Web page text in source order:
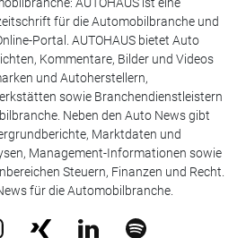
AUTOHAUS ist eine
für die Automobilbranche und
Portal. AUTOHAUS bietet Auto
Kommentare, Bilder und Videos
und Autoherstellern,
sowie Branchendienstleistern
Neben den Auto News gibt
Marktdaten und
Management-Informationen sowie
Steuern, Finanzen und Recht.
für die Automobilbranche.